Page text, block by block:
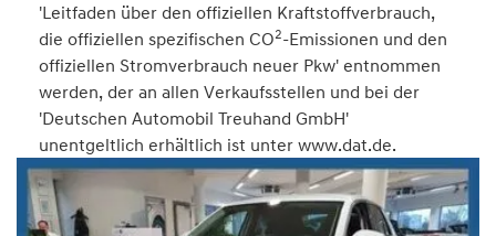
'Leitfaden über den offiziellen Kraftstoffverbrauch,
die offiziellen spezifischen CO2-Emissionen und den
offiziellen Stromverbrauch neuer Pkw' entnommen
werden, der an allen Verkaufsstellen und bei der
'Deutschen Automobil Treuhand GmbH'
unentgeltlich erhältlich ist unter www.dat.de.